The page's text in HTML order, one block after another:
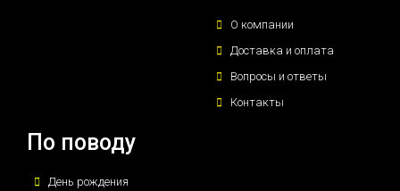
О компании
Доставка и оплата
Вопросы и ответы
Контакты
По поводу
День рождения